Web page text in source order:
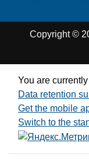
Copyright ©
You are
Data retention
Get the mobile
Switch to the